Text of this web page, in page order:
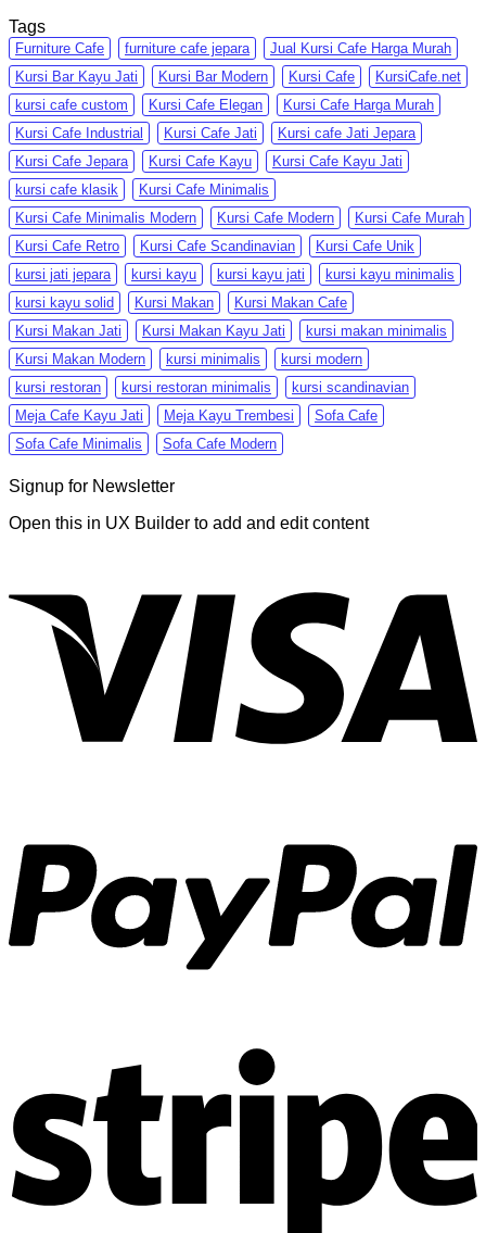
Tags
Furniture Cafe furniture cafe jepara
Jual Kursi Cafe Harga Murah
Kursi Bar Kayu Jati
Kursi Bar Modern Kursi Cafe
KursiCafe.net
kursi cafe custom
Kursi Cafe Elegan
Kursi Cafe Harga Murah
Kursi Cafe Industrial
Kursi Cafe Jati
Kursi cafe Jati Jepara
Kursi Cafe Jepara
Kursi Cafe Kayu
Kursi Cafe Kayu Jati
kursi cafe klasik
Kursi Cafe Minimalis
Kursi Cafe Minimalis Modern
Kursi Cafe Modern
Kursi Cafe Murah
Kursi Cafe Retro
Kursi Cafe Scandinavian
Kursi Cafe Unik
kursi jati jepara
kursi kayu kursi kayu jati
kursi kayu minimalis
kursi kayu solid
Kursi Makan
Kursi Makan Cafe
Kursi Makan Jati
Kursi Makan Kayu Jati
kursi makan minimalis
Kursi Makan Modern
kursi minimalis
kursi modern
kursi restoran
kursi restoran minimalis
kursi scandinavian
Meja Cafe Kayu Jati
Meja Kayu Trembesi
Sofa Cafe
Sofa Cafe Minimalis
Sofa Cafe Modern
Signup for Newsletter
Open this in UX Builder to add and edit content